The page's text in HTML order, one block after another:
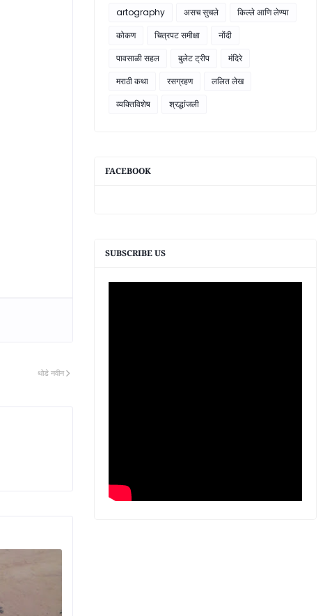
थोडे नवीन
artography
असच सुचले
किल्ले आणि लेण्या
कोकण
चित्रपट समीक्षा
नोंदी
पावसाळी सहल
बुलेट ट्रीप
मंदिरे
मराठी कथा
रसग्रहण
ललित लेख
व्यक्तिविशेष
श्रद्धांजली
FACEBOOK
SUBSCRIBE US